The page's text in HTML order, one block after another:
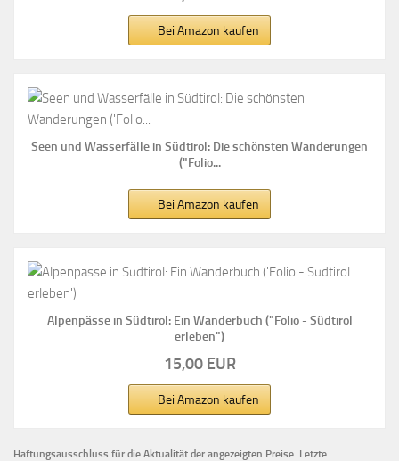
Bei Amazon kaufen
Seen und Wasserfälle in Südtirol: Die schönsten Wanderungen
("Folio...
Bei Amazon kaufen
Alpenpässe in Südtirol: Ein Wanderbuch ("Folio - Südtirol
erleben")
15,00 EUR
Bei Amazon kaufen
Haftungsausschluss für die Aktualität der angezeigten Preise. Letzte